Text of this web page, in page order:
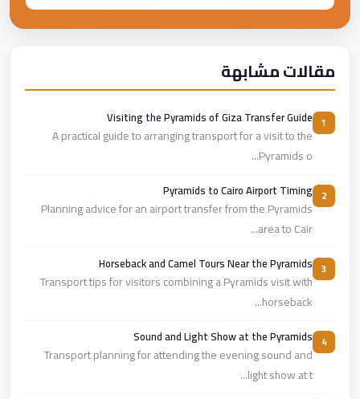
مقالات مشابهة
Visiting the Pyramids of Giza Transfer Guide
A practical guide to arranging transport for a visit to the
Pyramids o...
Pyramids to Cairo Airport Timing
Planning advice for an airport transfer from the Pyramids
area to Cair...
Horseback and Camel Tours Near the Pyramids
Transport tips for visitors combining a Pyramids visit with
horseback...
Sound and Light Show at the Pyramids
Transport planning for attending the evening sound and
light show at t...